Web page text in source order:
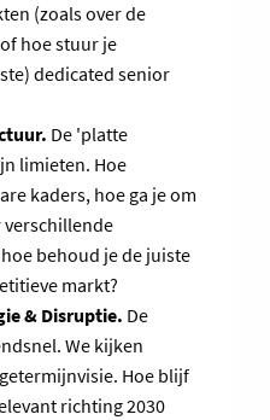
(zoals over de
hoe stuur je
dedicated senior
De 'platte
limieten. Hoe
kaders, hoe ga je om
verschillende
behoud je de juiste
markt?
& Disruptie. De
We kijken
Hoe blijf
richting 2030